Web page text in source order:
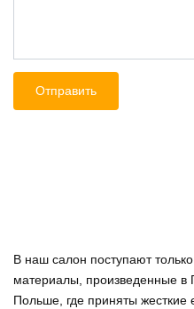
В наш салон поступают
материалы, произведенные в
Польше, где приняты жесткие